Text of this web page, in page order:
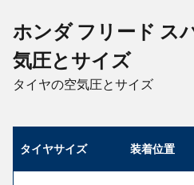
ホンダ フリード ス
気圧とサイズ
タイヤの空気圧とサイズ
タイヤサイズ 装着位置